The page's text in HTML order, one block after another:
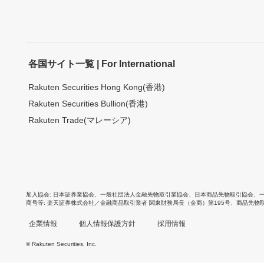
各国サイト一覧 | For International
Rakuten Securities Hong Kong(香港)
Rakuten Securities Bullion(香港)
Rakuten Trade(マレーシア)
加入協会 日本証券業協会 一般社団法人金融先物取引業協会 日本商品先物取引協会
商号等 楽天証券株式会社／金融商品取引業者 関東財務局長（金商）第195号、商品先物
企業情報 個人情報保護方針 採用情報
© Rakuten Securities, Inc.